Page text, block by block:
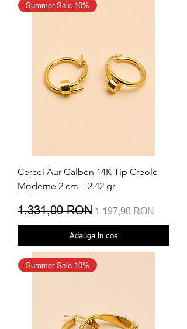
Summer Sale 10%
Cercei Aur Galben 14K Tip Creole
Moderne 2 cm – 2.42 gr
Preț normal
1.331,00 RON Preț redus
1.197,90 RON
Adauga in cos
Summer Sale 10%